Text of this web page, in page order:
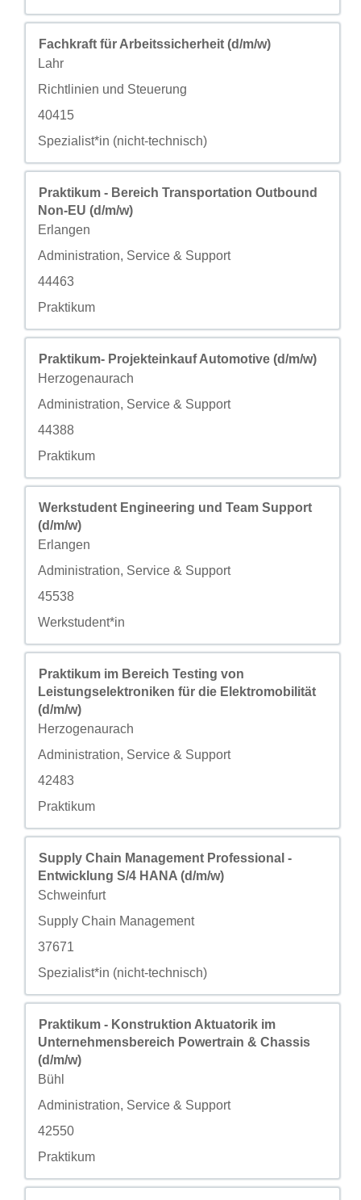
职务
Fachkraft für Arbeitssicherheit (d/m/w)
城市
Lahr
自定义字段 2
Richtlinien und Steuerung
自定义字段 3
40415
自定义字段 4
Spezialist*in (nicht-technisch)
使用空格键进行选择以查看职位信息的完整内容。
职务
Praktikum - Bereich Transportation Outbound
Non-EU (d/m/w)
城市
Erlangen
自定义字段 2
Administration, Service & Support
自定义字段 3
44463
自定义字段 4
Praktikum
使用空格键进行选择以查看职位信息的完整内容。
职务
Praktikum- Projekteinkauf Automotive (d/m/w)
城市
Herzogenaurach
自定义字段 2
Administration, Service & Support
自定义字段 3
44388
自定义字段 4
Praktikum
使用空格键进行选择以查看职位信息的完整内容。
职务
Werkstudent Engineering und Team Support
(d/m/w)
城市
Erlangen
自定义字段 2
Administration, Service & Support
自定义字段 3
45538
自定义字段 4
Werkstudent*in
使用空格键进行选择以查看职位信息的完整内容。
职务
Praktikum im Bereich Testing von
Leistungselektroniken für die Elektromobilität
(d/m/w)
城市
Herzogenaurach
自定义字段 2
Administration, Service & Support
自定义字段 3
42483
自定义字段 4
Praktikum
使用空格键进行选择以查看职位信息的完整内容。
职务
Supply Chain Management Professional -
Entwicklung S/4 HANA (d/m/w)
城市
Schweinfurt
自定义字段 2
Supply Chain Management
自定义字段 3
37671
自定义字段 4
Spezialist*in (nicht-technisch)
使用空格键进行选择以查看职位信息的完整内容。
职务
Praktikum - Konstruktion Aktuatorik im
Unternehmensbereich Powertrain & Chassis
(d/m/w)
城市
Bühl
自定义字段 2
Administration, Service & Support
自定义字段 3
42550
自定义字段 4
Praktikum
使用空格键进行选择以查看职位信息的完整内容。